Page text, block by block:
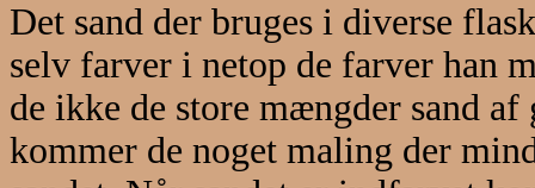
Det sand der bruges i diverse
selv farver i netop de farver han
de ikke de store mængder sand af
kommer de noget maling der